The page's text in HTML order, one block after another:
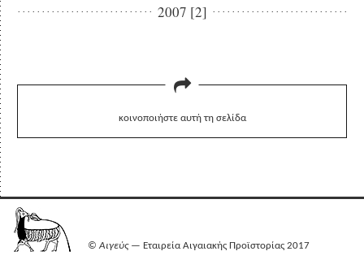
2007 [2]
κοινοποιήστε αυτή τη σελίδα
©Αιγεύς— Εταιρεία Αιγαιακής Προϊστορίας 2017